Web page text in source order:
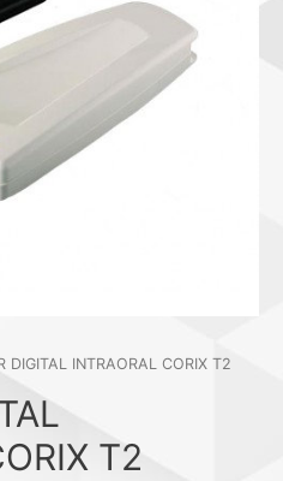
DIGITAL INTRAORAL CORIX T2
T2